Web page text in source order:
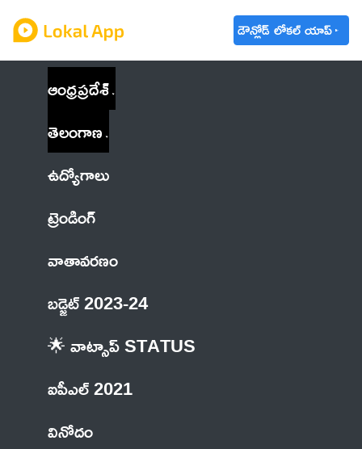
డౌన్లోడ్ లోకల్ యాప్
ఆంధ్రప్రదేశ్
తెలంగాణ
ఉద్యోగాలు
ట్రెండింగ్
వాతావరణం
బడ్జెట్ 2023-24
🌟 వాట్సాప్ STATUS
ఐపీఎల్ 2021
వినోదం